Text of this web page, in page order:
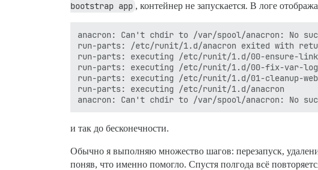
bootstrap app , контейнер не запускается. В логе
anacron: Can't chdir to /var/spool/anacron: No
run-parts: /etc/runit/1.d/anacron exited with
run-parts: executing /etc/runit/1.d/00-ensure-
run-parts: executing /etc/runit/1.d/00-fix-var-
run-parts: executing /etc/runit/1.d/01-cleanup-
run-parts: executing /etc/runit/1.d/anacron
и так до бесконечности.
Обычно я выполняю множество шагов: перезапуск,
поняв, что именно помогло. Спустя полгода всё